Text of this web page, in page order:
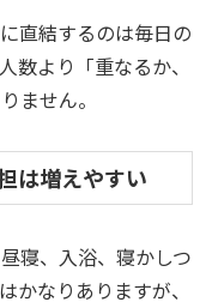
直結するのは毎日の
数より「重なるか、
ません。
は増えやすい
寝、入浴、寝かしつ
かなりありますが、